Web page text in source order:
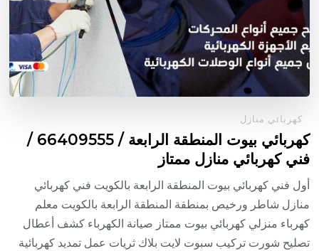
كهربائي منازل
كهربائي بيوت المنطقة الرابعة / 66409555 /
فني كهربائي منازل ممتاز
أول فني كهربائي بيوت المنطقة الرابعة بالكويت فني كهربائي
منازل شاطر ورخيص بمنطقة المنطقة الرابعة بالكويت معلم
كهرباء منزلي كهربائي بيوت ممتاز صيانة الكهرباء كشف أعطال
تصليح شورت تركيب سبوت لايت بلاك ثريات عمل تمديد كهربائية